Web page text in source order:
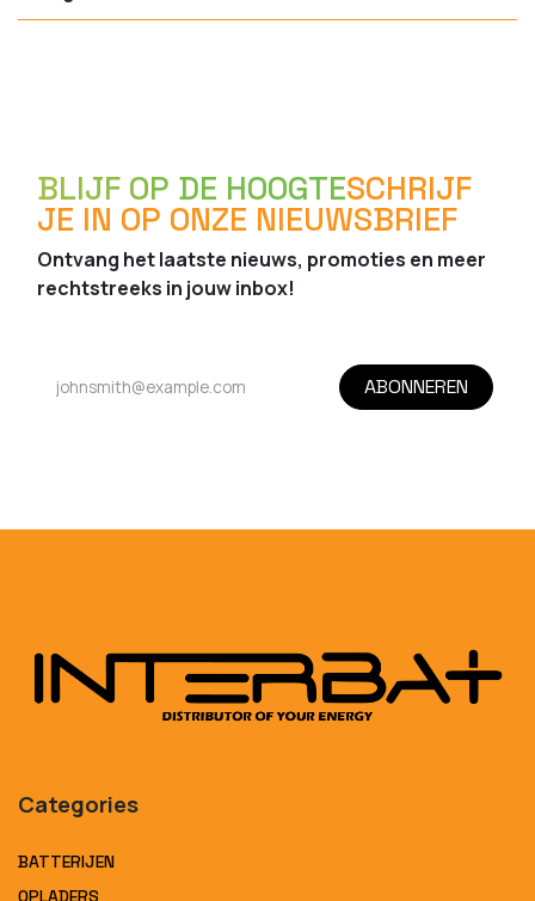
BLIJF OP DE HOOGTESCHRIJF
JE IN OP ONZE NIEUWSBRIEF
Ontvang het laatste nieuws, promoties en meer
rechtstreeks in jouw inbox!
ABONNEREN
Categories
BATTERIJEN
OPLADERS